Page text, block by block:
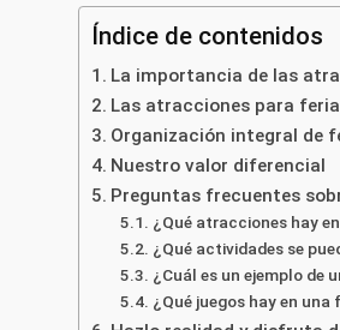
Índice de contenidos
La importancia de las
Las atracciones para
Organización integral de
Nuestro valor diferencial
Preguntas frecuentes
¿Qué atracciones hay
¿Qué actividades se
¿Cuál es un ejemplo de
¿Qué juegos hay en una